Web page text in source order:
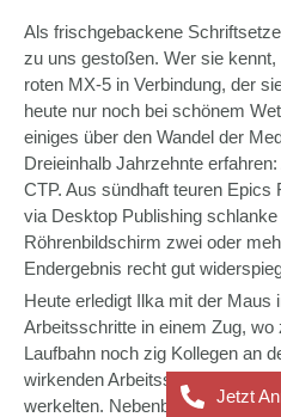
Als frischgebackene
zu uns gestoßen. Wer sie
roten MX-5 in Verbindung, der
heute nur noch bei schönem
einiges über den Wandel der
Dreieinhalb Jahrzehnte
CTP. Aus sündhaft teuren Epics
via Desktop Publishing
Röhrenbildschirm zwei oder
Endergebnis recht gut
Heute erledigt Ilka mit der Maus
Arbeitsschritte in einem Zug, wo
Laufbahn noch zig Kollegen an
wirkenden Arbeitsschritten der
werkelten. Nebenbei hat sich
Jetzt